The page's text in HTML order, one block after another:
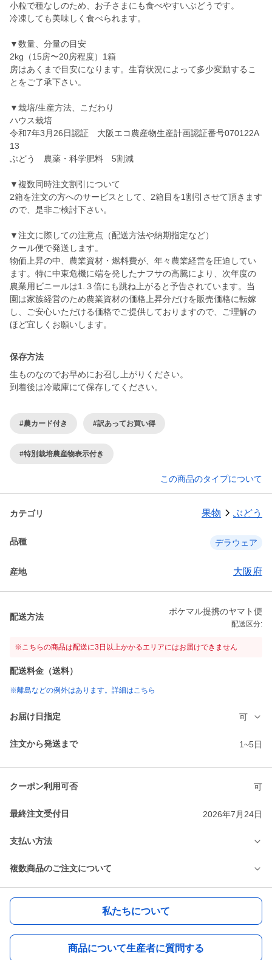
小粒で種なしのため、お子さまにも食べやすいぶどうです。
冷凍しても美味しく食べられます。
▼数量、分量の目安
2kg（15房〜20房程度）1箱
房はあくまで目安になります。生育状況によって多少変動するこ
とをご了承下さい。
▼栽培/生産方法、こだわり
ハウス栽培
令和7年3月26日認証 大阪エコ農産物生産計画認証番号070122A
13
ぶどう 農薬・科学肥料 5割減
▼複数同時注文割引について
2箱を注文の方へのサービスとして、2箱目を1割引させて頂きます
ので、是非ご検討下さい。
▼注文に際しての注意点（配送方法や納期指定など）
クール便で発送します。
物価上昇の中、農業資材・燃料費が、年々農業経営を圧迫してい
ます。特に中東危機に端を発したナフサの高騰により、次年度の
農業用ビニールは1.３倍にも跳ね上がると予告されています。当
園は家族経営のため農業資材の価格上昇分だけを販売価格に転嫁
し、ご安心いただける価格でご提供しておりますので、ご理解の
ほど宜しくお願いします。
保存方法
生ものなのでお早めにお召し上がりください。
到着後は冷蔵庫にて保存してください。
#農カード付き #訳あってお買い得
#特別栽培農産物表示付き
この商品のタイプについて
カテゴリ 果物 ぶどう
品種 デラウェア
産地 大阪府
配送方法
ポケマル提携のヤマト便
配送区分:
※こちらの商品は配送に3日以上かかるエリアにはお届けできません
配送料金（送料）
※離島などの例外はあります。詳細はこちら
お届け日指定 可
注文から発送まで 1~5日
クーポン利用可否 可
最終注文受付日 2026年7月24日
支払い方法
複数商品のご注文について
私たちについて
商品について生産者に質問する